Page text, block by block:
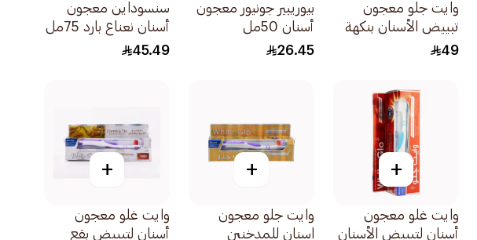
وايت جلو معجون
تبييض الأسنان بنكهة
كريمة الفراولة 70جرام
49
بيوريبير جونيور معجون
أسنان 50مل
26.45
سنسوداين معجون
أسنان نعناع بارد 75مل
45.49
+
وايت غلو معجون
أسنان لتبييض الأسنان
+
وايت جلو معجون
اسنان للمدخنين
+
وايت غلو معجون
أسنان لتبييض بقع